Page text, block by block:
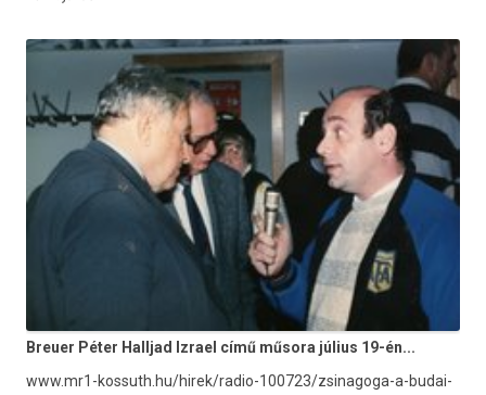
Breuer Péter Halljad Izrael című műsora július 19-én...
www.mr1-kossuth.hu/hirek/radio-100723/zsinagoga-a-budai-